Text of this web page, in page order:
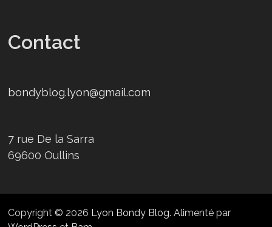
Contact
bondyblog.lyon@gmail.com
7 rue De la Sarra
69600 Oullins
Copyright © 2026 Lyon Bondy Blog. Alimenté par